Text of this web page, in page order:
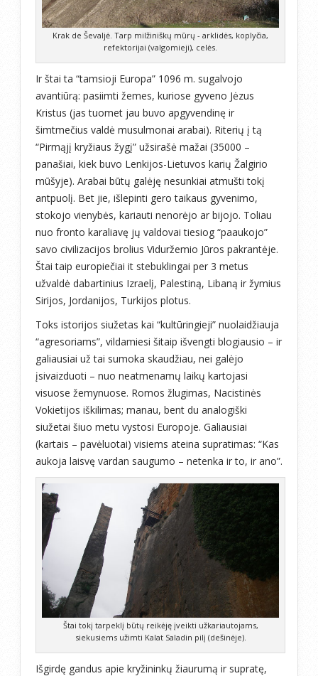
Krak de Ševaljė. Tarp milžiniškų mūrų - arklidės, koplyčia,
refektorijai (valgomieji), celės.
Ir štai ta “tamsioji Europa” 1096 m. sugalvojo
avantiūrą: pasiimti žemes, kuriose gyveno Jėzus
Kristus (jas tuomet jau buvo apgyvendinę ir
šimtmečius valdė musulmonai arabai). Riterių į tą
“Pirmąjį kryžiaus žygį” užsirašė mažai (35000 –
panašiai, kiek buvo Lenkijos-Lietuvos karių Žalgirio
mūšyje). Arabai būtų galėję nesunkiai atmušti tokį
antpuolį. Bet jie, išlepinti gero taikaus gyvenimo,
stokojo vienybės, kariauti nenorėjo ar bijojo. Toliau
nuo fronto karaliavę jų valdovai tiesiog “paaukojo”
savo civilizacijos brolius Viduržemio Jūros pakrantėje.
Štai taip europiečiai it stebuklingai per 3 metus
užvaldė dabartinius Izraelį, Palestiną, Libaną ir žymius
Sirijos, Jordanijos, Turkijos plotus.
Toks istorijos siužetas kai “kultūringieji” nuolaidžiauja
“agresoriams”, vildamiesi šitaip išvengti blogiausio – ir
galiausiai už tai sumoka skaudžiau, nei galėjo
įsivaizduoti – nuo neatmenamų laikų kartojasi
visuose žemynuose. Romos žlugimas, Nacistinės
Vokietijos iškilimas; manau, bent du analogiški
siužetai šiuo metu vystosi Europoje. Galiausiai
(kartais – pavėluotai) visiems ateina supratimas: “Kas
aukoja laisvę vardan saugumo – netenka ir to, ir ano”.
Štai tokį tarpeklį būtų reikėję įveikti užkariautojams,
siekusiems užimti Kalat Saladin pilį (dešinėje).
Išgirdę gandus apie kryžininkų žiaurumą ir supratę,